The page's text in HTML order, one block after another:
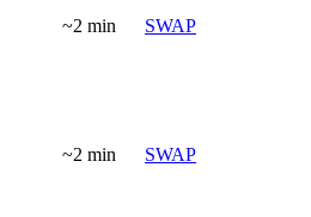
~2 min SWAP
~2 min SWAP